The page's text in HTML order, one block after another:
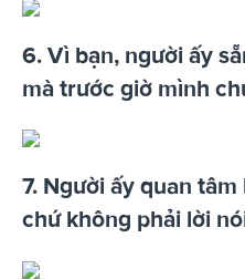
6. Vì bạn, người ấy
mà trước giờ mình
7. Người ấy quan
chứ không phải lời